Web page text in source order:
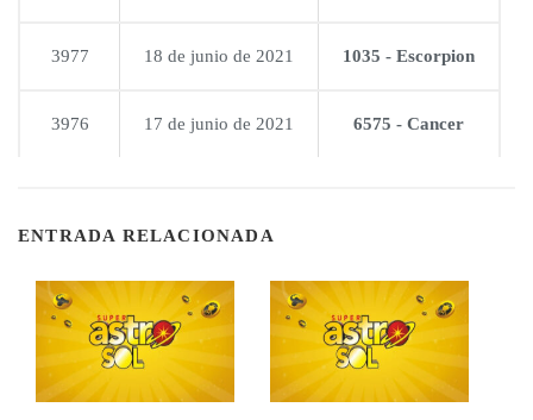
3977 18 de junio de 2021 1035 - Escorpion
3976 17 de junio de 2021 6575 - Cancer
ENTRADA RELACIONADA